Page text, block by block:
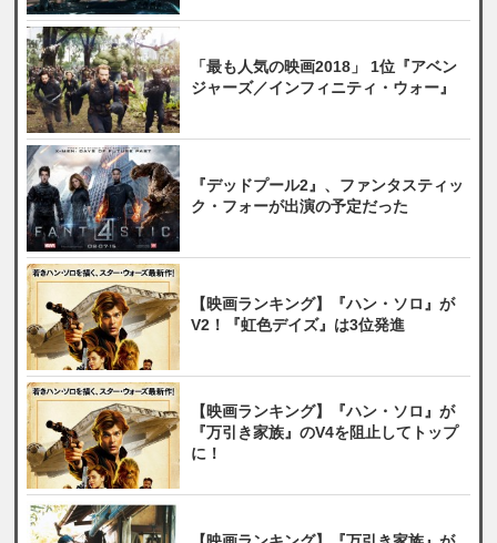
「最も人気の映画2018」 1位『アベン
ジャーズ／インフィニティ・ウォー』
『デッドプール2』、ファンタスティッ
ク・フォーが出演の予定だった
【映画ランキング】『ハン・ソロ』が
V2！『虹色デイズ』は3位発進
【映画ランキング】『ハン・ソロ』が
『万引き家族』のV4を阻止してトップ
に！